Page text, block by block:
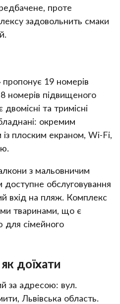
проте
задовольнить смаки
19 номерів
номерів підвищеного
та тримісні
окремим
із плоским екраном, Wi-Fi,
з мальовничим
обслуговування
вхід на пляж. Комплекс
тваринами, що є
сімейного
доїхати
за адресою: вул.
Львівська область.